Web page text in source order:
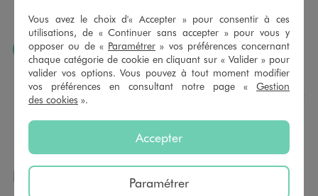
conditions en magasins.
J’AIME FAIRE PLAISIR
Nous vous proposons des cartes cadeaux GÉMO d’un
montant au choix entre 10€ et 150€. Les cartes cadeau
GÉMO sont valables 1 an, utilisables en plusieurs fois, pour
dans de jolies enveloppes pour toutes les occasions.
NOS AUTRES MAGASINS
Vous avez le choix d'« Accepter » pour consentir à ces
utilisations, de « Continuer sans accepter » pour vous y
opposer ou de « Paramétrer » vos préférences concernant
chaque catégorie de cookie en cliquant sur « Valider » pour
valider vos options. Vous pouvez à tout moment modifier
vos préférences en consultant notre page « Gestion
des cookies ».
Accepter
Paramétrer